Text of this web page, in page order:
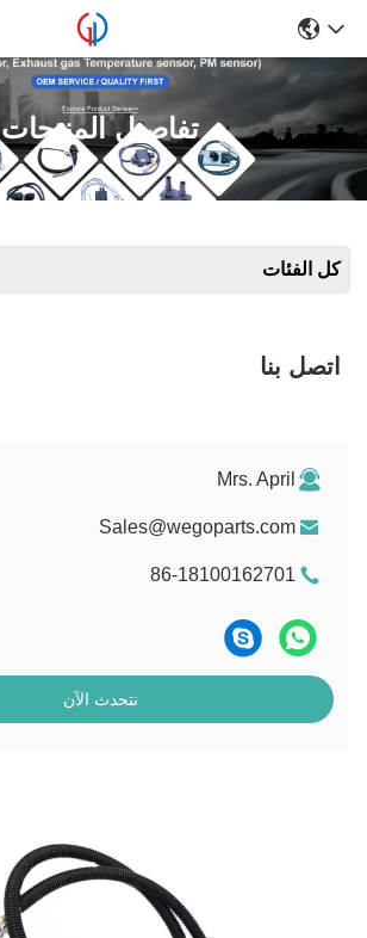
تفاصيل المنتجات
كل الفئات
اتصل بنا
Mrs. April
Sales@wegoparts.com
86-18100162701
نتحدث الآن